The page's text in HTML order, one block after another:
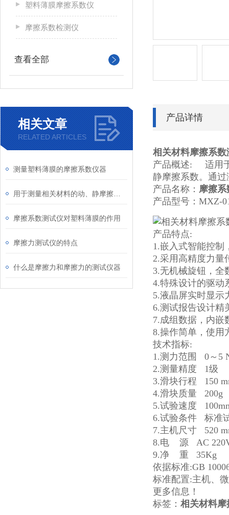
塑料薄膜摩擦系数仪
摩擦系数检测仪
查看全部
相关文章
RELATED ARTICLES
测量塑料薄膜的摩擦系数仪器
摩擦系数测试仪对塑料薄膜的作用
摩擦力测试仪的特点
什么是摩擦力和摩擦力的测试仪器
产品详情
相关材料摩擦系数
产品概述: 适用于
静摩擦系数。通
产品名称： 摩擦系
产品型号：MXZ-
产品特点:
1.嵌入式智能控制
2.采用高精度力量
3.无机械旋钮，全
4.特殊设计的驱动
5.液晶屏实时显示
6.测试报告设计精
7.成组数据，内嵌
8.操作简单，使用
技术指标:
1.测力范围 0～5
2.测量精度 1级
3.滑块行程 150
4.滑块质量 200g
5.试验速度
6.试验条件 标准
7.主机尺寸 520
8.电 源 AC
9.净 重 35Kg
依据标准:GB
标准配置:主机、
更多信息！
标签： 相关材料